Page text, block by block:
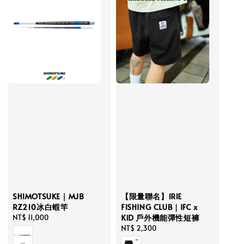
SHIMOTSUKE｜MJB
RZ210冰白蝦竿
Regular
price
NT$ 11,000
【限量聯名】IRIE
FISHING CLUB｜IFC x
KID 戶外機能彈性短褲
Regular
price
NT$ 2,300